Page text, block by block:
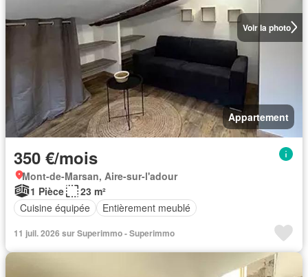
Voir la photo
Appartement
350 €/mois
Mont-de-Marsan, Aire-sur-l'adour
1 Pièce
23 m²
Cuisine équipée
Entièrement meublé
11 juil. 2026 sur Superimmo - Superimmo